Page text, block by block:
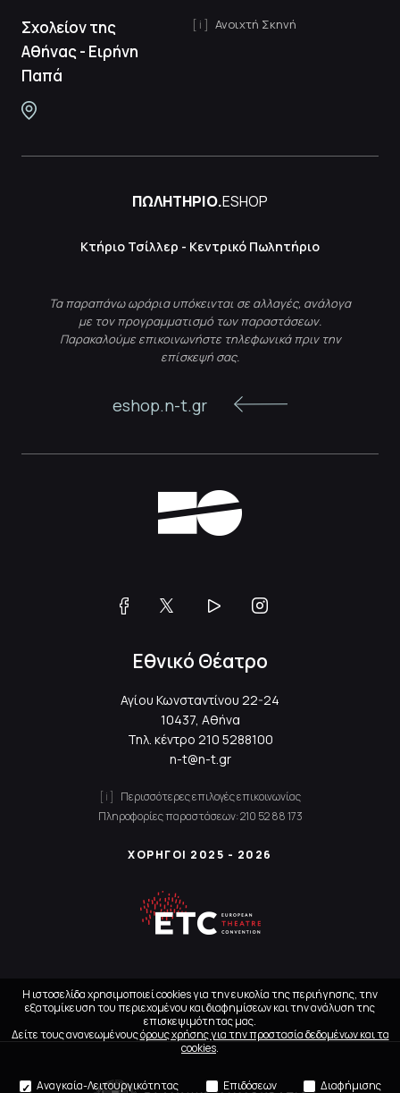
Σχολείον της
Αθήνας - Ειρήνη
Παπά
Ανοιχτή Σκηνή
ΠΩΛΗΤΗΡΙΟ.ESHOP
Κτήριο Τσίλλερ - Κεντρικό Πωλητήριο
Τα παραπάνω ωράρια υπόκεινται σε αλλαγές, ανάλογα
με τον προγραμματισμό των παραστάσεων.
Παρακαλούμε επικοινωνήστε τηλεφωνικά πριν την
επίσκεψή σας.
eshop.n-t.gr
Εθνικό Θέατρο
Αγίου Κωνσταντίνου 22-24
10437, Αθήνα
Τηλ. κέντρο 210 5288100
n-t@n-t.gr
Περισσότερες επιλογές επικοινωνίας
Πληροφορίες παραστάσεων:210 52 88 173
ΧΟΡΗΓΟΙ 2025 - 2026
Η ιστοσελίδα χρησιμοποιεί cookies για την ευκολία της περιήγησης, την
εξατομίκευση του περιεχομένου και διαφημίσεων και την ανάλυση της
επισκεψιμότητας μας.
Δείτε τους ανανεωμένουςόρους χρήσης για την προστασία δεδομένων και τα
cookies.
Αναγκαία-Λειτουργικότητας Επιδόσεων Διαφήμισης